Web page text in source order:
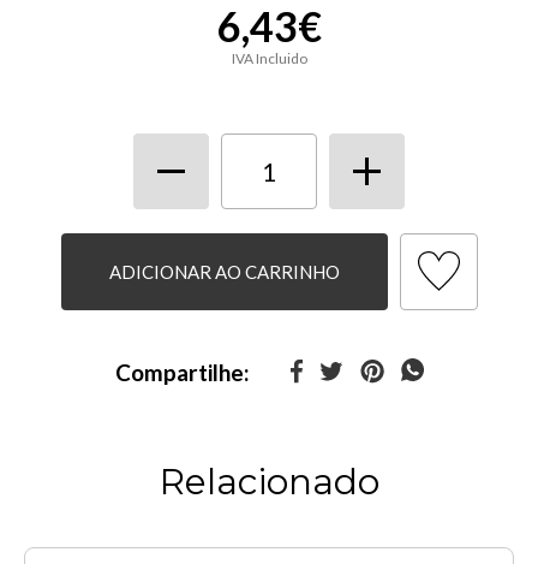
6,43€
IVA Incluido
ADICIONAR AO CARRINHO
Compartilhe:
Relacionado